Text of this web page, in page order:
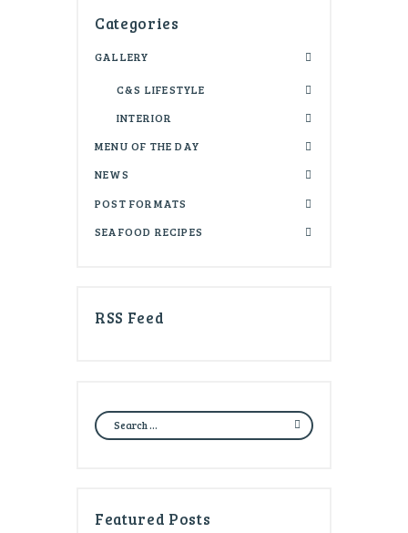
Categories
GALLERY
C&S LIFESTYLE
INTERIOR
MENU OF THE DAY
NEWS
POST FORMATS
SEAFOOD RECIPES
RSS Feed
Featured Posts